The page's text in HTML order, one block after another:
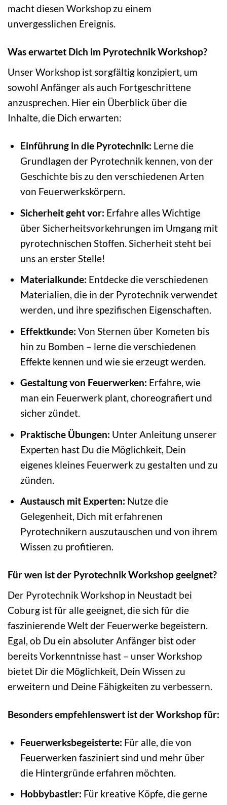
macht diesen Workshop zu einem
unvergesslichen Ereignis.
Was erwartet Dich im Pyrotechnik Workshop?
Unser Workshop ist sorgfältig konzipiert, um
sowohl Anfänger als auch Fortgeschrittene
anzusprechen. Hier ein Überblick über die
Inhalte, die Dich erwarten:
Einführung in die Pyrotechnik: Lerne die
Grundlagen der Pyrotechnik kennen, von der
Geschichte bis zu den verschiedenen Arten
von Feuerwerkskörpern.
Sicherheit geht vor: Erfahre alles Wichtige
über Sicherheitsvorkehrungen im Umgang mit
pyrotechnischen Stoffen. Sicherheit steht bei
uns an erster Stelle!
Materialkunde: Entdecke die verschiedenen
Materialien, die in der Pyrotechnik verwendet
werden, und ihre spezifischen Eigenschaften.
Effektkunde: Von Sternen über Kometen bis
hin zu Bomben – lerne die verschiedenen
Effekte kennen und wie sie erzeugt werden.
Gestaltung von Feuerwerken: Erfahre, wie
man ein Feuerwerk plant, choreografiert und
sicher zündet.
Praktische Übungen: Unter Anleitung unserer
Experten hast Du die Möglichkeit, Dein
eigenes kleines Feuerwerk zu gestalten und zu
zünden.
Austausch mit Experten: Nutze die
Gelegenheit, Dich mit erfahrenen
Pyrotechnikern auszutauschen und von ihrem
Wissen zu profitieren.
Für wen ist der Pyrotechnik Workshop geeignet?
Der Pyrotechnik Workshop in Neustadt bei
Coburg ist für alle geeignet, die sich für die
faszinierende Welt der Feuerwerke begeistern.
Egal, ob Du ein absoluter Anfänger bist oder
bereits Vorkenntnisse hast – unser Workshop
bietet Dir die Möglichkeit, Dein Wissen zu
erweitern und Deine Fähigkeiten zu verbessern.
Besonders empfehlenswert ist der Workshop für:
Feuerwerksbegeisterte: Für alle, die von
Feuerwerken fasziniert sind und mehr über
die Hintergründe erfahren möchten.
Hobbybastler: Für kreative Köpfe, die gerne